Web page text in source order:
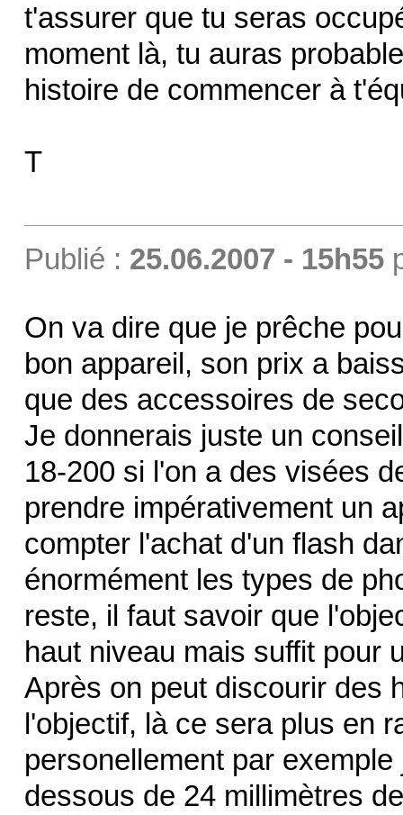
t'assurer que tu seras
moment là, tu auras
histoire de commencer à
T
Publié : 25.06.2007 - 15h55
On va dire que je prêche
bon appareil, son prix a
que des accessoires de
Je donnerais juste un
18-200 si l'on a des visées
prendre impérativement un
compter l'achat d'un flash
énormément les types de
reste, il faut savoir que
haut niveau mais suffit pour
Après on peut discourir des
l'objectif, là ce sera plus en
personellement par
dessous de 24 millimètres